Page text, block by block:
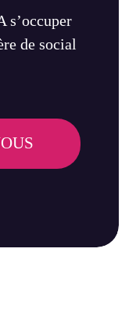
s’occuper
de social